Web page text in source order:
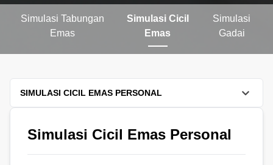
Simulasi Tabungan
Emas
Simulasi Cicil
Emas
Simulasi
Gadai
SIMULASI CICIL EMAS PERSONAL
Simulasi Cicil Emas Personal